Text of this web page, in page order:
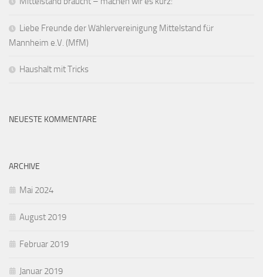
Liebe Freunde der Wählervereinigung Mittelstand für
Mannheim e.V. (MfM)
Haushalt mit Tricks
NEUESTE KOMMENTARE
ARCHIVE
Mai 2024
August 2019
Februar 2019
Januar 2019